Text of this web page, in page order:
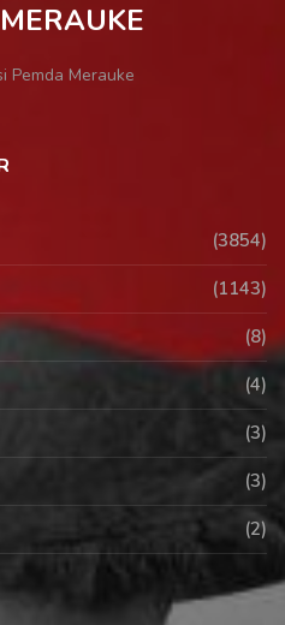
Pemda Merauke
(3854)
(1143)
(8)
(4)
(3)
(3)
(2)